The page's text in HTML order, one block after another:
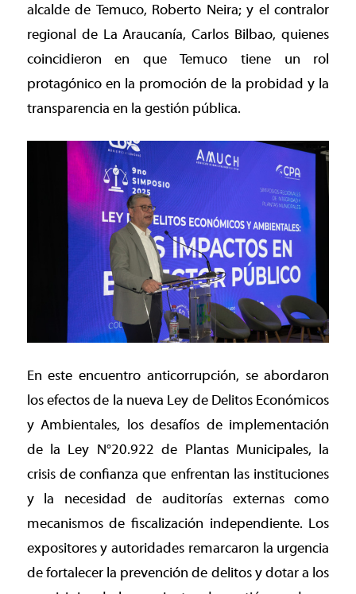
alcalde de Temuco, Roberto Neira; y el contralor
regional de La Araucanía, Carlos Bilbao, quienes
coincidieron en que Temuco tiene un rol
protagónico en la promoción de la probidad y la
transparencia en la gestión pública.
En este encuentro anticorrupción, se abordaron
los efectos de la nueva Ley de Delitos Económicos
y Ambientales, los desafíos de implementación
de la Ley N°20.922 de Plantas Municipales, la
crisis de confianza que enfrentan las instituciones
y la necesidad de auditorías externas como
mecanismos de fiscalización independiente. Los
expositores y autoridades remarcaron la urgencia
de fortalecer la prevención de delitos y dotar a los